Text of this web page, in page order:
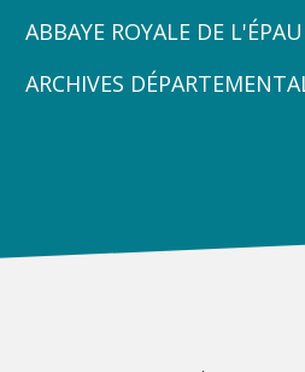
ZONE
3
ABBAYE ROYALE DE L'ÉPAU
ARCHIVES